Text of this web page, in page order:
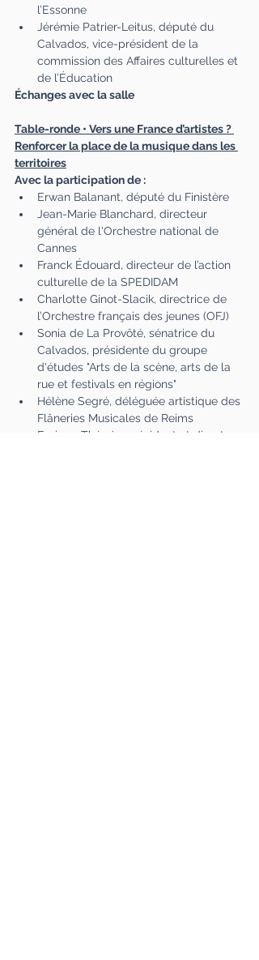
l’Essonne
Jérémie Patrier-Leitus, député du
Calvados, vice-président de la
commission des Affaires culturelles et
de l’Éducation
Échanges avec la salle
Table-ronde • Vers une France d’artistes ?
Renforcer la place de la musique dans les
territoires
Avec la participation de :
Erwan Balanant, député du Finistère
Jean-Marie Blanchard, directeur
général de l'Orchestre national de
Cannes
Franck Édouard, directeur de l’action
culturelle de la SPEDIDAM
Charlotte Ginot-Slacik, directrice de
l’Orchestre français des jeunes (OFJ)
Sonia de La Provôté, sénatrice du
Calvados, présidente du groupe
d'études "Arts de la scène, arts de la
rue et festivals en régions"
Hélène Segré, déléguée artistique des
Flâneries Musicales de Reims
Enrique Thérain, président et directeur